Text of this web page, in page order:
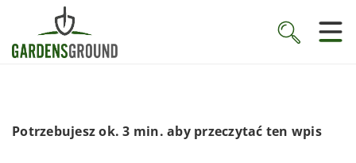
Potrzebujesz ok. 3 min. aby przeczytać ten wpis